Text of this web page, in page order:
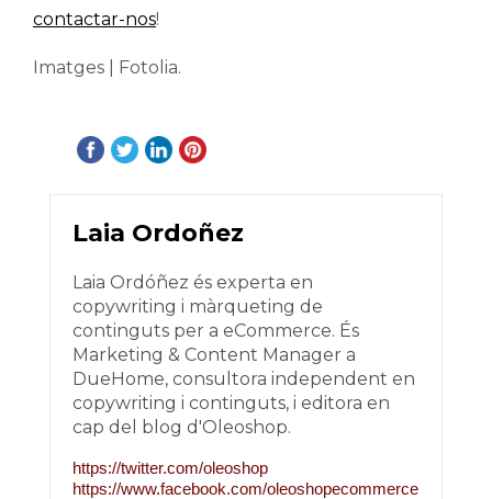
contactar-nos!
Imatges | Fotolia.
Laia Ordoñez
Laia Ordóñez és experta en
copywriting i màrqueting de
continguts per a eCommerce. És
Marketing & Content Manager a
DueHome, consultora independent en
copywriting i continguts, i editora en
cap del blog d'Oleoshop.
https://twitter.com/oleoshop
https://www.facebook.com/oleoshopecommerce